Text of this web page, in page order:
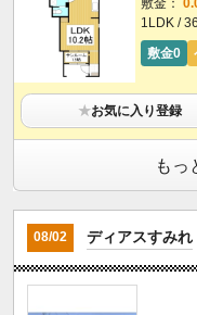
敷金：
1LDK /
敷金0
★お気に入り登録
もっ
08/02 ディアスすみれ